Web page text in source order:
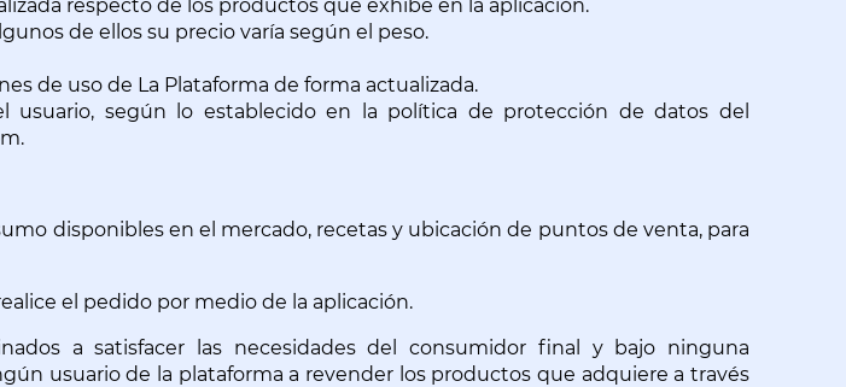
respecto de los productos que exhibe en la aplicación.
de ellos su precio varía según el peso.
de uso de La Plataforma de forma actualizada.
usuario, según lo establecido en la política de protección de datos del
disponibles en el mercado, recetas y ubicación de puntos de venta, para
el pedido por medio de la aplicación.
a satisfacer las necesidades del consumidor final y bajo ninguna
usuario de la plataforma a revender los productos que adquiere a través